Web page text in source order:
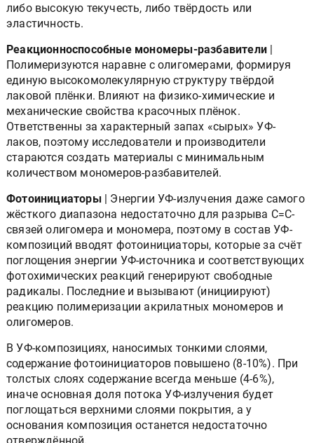
либо высокую текучесть, либо твёрдость или
эластичность.
Реакционноспособные мономеры-разбавители |
Полимеризуются наравне с олигомерами, формируя
единую высокомолекулярную структуру твёрдой
лаковой плёнки. Влияют на физико-химические и
механические свойства красочных плёнок.
Ответственны за характерный запах «сырых» УФ-
лаков, поэтому исследователи и производители
стараются создать материалы с минимальным
количеством мономеров-разбавителей.
Фотоинициаторы | Энергии УФ-излучения даже самого
жёсткого диапазона недостаточно для разрыва C=C-
связей олигомера и мономера, поэтому в состав УФ-
композиций вводят фотоинициаторы, которые за счёт
поглощения энергии УФ-источника и соответствующих
фотохимических реакций генерируют свободные
радикалы. Последние и вызывают (инициируют)
реакцию полимеризации акрилатных мономеров и
олигомеров.
В УФ-композициях, наносимых тонкими слоями,
содержание фотоинициаторов повышено (8-10%). При
толстых слоях содержание всегда меньше (4-6%),
иначе основная доля потока УФ-излучения будет
поглощаться верхними слоями покрытия, а у
основания композиция останется недостаточно